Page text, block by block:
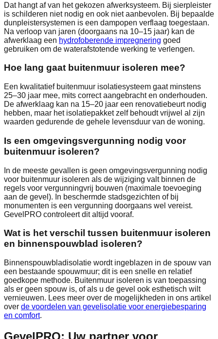
Dat hangt af van het gekozen afwerksysteem. Bij sierpleister
is schilderen niet nodig en ook niet aanbevolen. Bij bepaalde
dunpleistersystemen is een dampopen verflaag toegestaan.
Na verloop van jaren (doorgaans na 10–15 jaar) kan de
afwerklaag een hydrofoberende impregnering goed
gebruiken om de waterafstotende werking te verlengen.
Hoe lang gaat buitenmuur isoleren mee?
Een kwalitatief buitenmuur isolatiesysteem gaat minstens
25–30 jaar mee, mits correct aangebracht en onderhouden.
De afwerklaag kan na 15–20 jaar een renovatiebeurt nodig
hebben, maar het isolatiepakket zelf behoudt vrijwel al zijn
waarden gedurende de gehele levensduur van de woning.
Is een omgevingsvergunning nodig voor
buitenmuur isoleren?
In de meeste gevallen is geen omgevingsvergunning nodig
voor buitenmuur isoleren als de wijziging valt binnen de
regels voor vergunningvrij bouwen (maximale toevoeging
aan de gevel). In beschermde stadsgezichten of bij
monumenten is een vergunning doorgaans wel vereist.
GevelPRO controleert dit altijd vooraf.
Wat is het verschil tussen buitenmuur isoleren
en binnenspouwblad isoleren?
Binnenspouwbladisolatie wordt ingeblazen in de spouw van
een bestaande spouwmuur; dit is een snelle en relatief
goedkope methode. Buitenmuur isoleren is van toepassing
als er geen spouw is, of als u de gevel ook esthetisch wilt
vernieuwen. Lees meer over de mogelijkheden in ons artikel
over de voordelen van gevelisolatie voor energiebesparing
en comfort.
GevelPRO: Uw partner voor